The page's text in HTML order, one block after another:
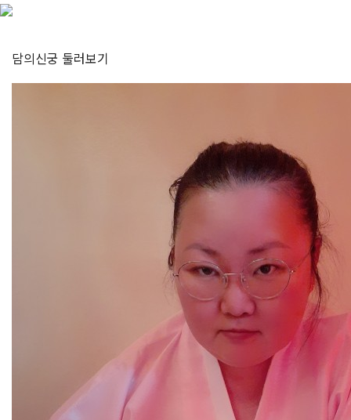
담의신궁 둘러보기